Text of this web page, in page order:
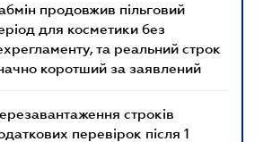
продовжив пільговий
для косметики без
та реальний строк
коротший за заявлений
строків
перевірок після 1